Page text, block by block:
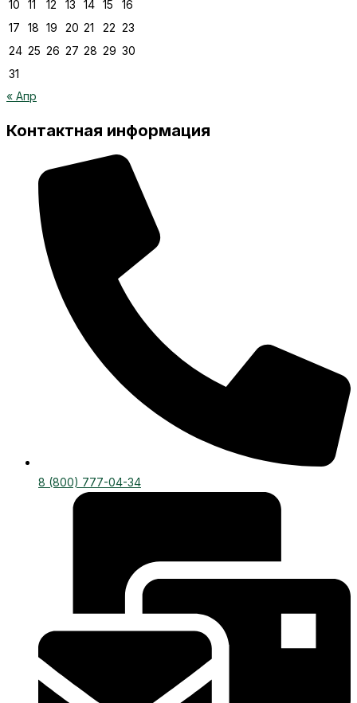
10
11 12 13 14 15
16
17
18 19 20 21 22 23
24 25 26 27 28 29 30
31
« Апр
Контактная информация
8 (800) 777-04-34